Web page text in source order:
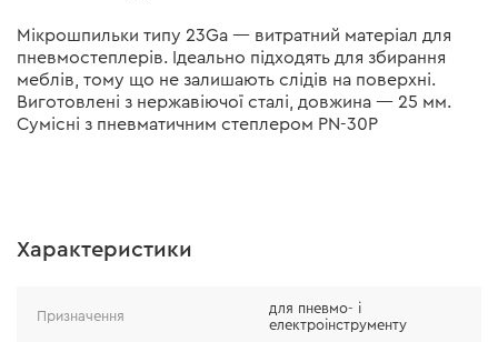
Мікрошпильки типу 23Ga — витратний матеріал для
пневмостеплерів. Ідеально підходять для збирання
меблів, тому що не залишають слідів на поверхні.
Виготовлені з нержавіючої сталі, довжина — 25 мм.
Сумісні з пневматичним степлером PN-30P
Характеристики
Призначення
для пневмо- і
електроінструменту